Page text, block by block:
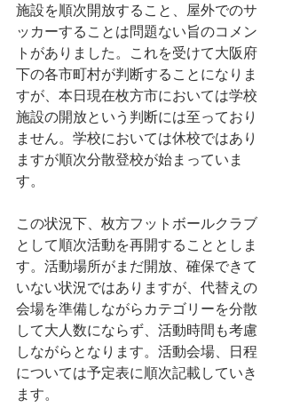
施設を順次開放すること、屋外でのサ
ッカーすることは問題ない旨のコメン
トがありました。これを受けて大阪府
下の各市町村が判断することになりま
すが、本日現在枚方市においては学校
施設の開放という判断には至っており
ません。学校においては休校ではあり
ますが順次分散登校が始まっていま
す。
この状況下、枚方フットボールクラブ
として順次活動を再開することとしま
す。活動場所がまだ開放、確保できて
いない状況ではありますが、代替えの
会場を準備しながらカテゴリーを分散
して大人数にならず、活動時間も考慮
しながらとなります。活動会場、日程
については予定表に順次記載していき
ます。